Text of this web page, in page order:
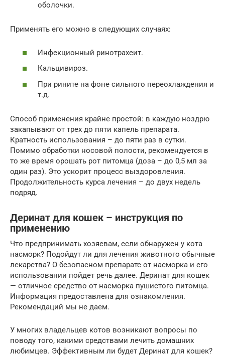
оболочки.
Применять его можно в следующих случаях:
Инфекционный ринотрахеит.
Кальцивироз.
При рините на фоне сильного переохлаждения и
т.д.
Способ применения крайне простой: в каждую ноздрю
закапывают от трех до пяти капель препарата.
Кратность использования – до пяти раз в сутки.
Помимо обработки носовой полости, рекомендуется в
то же время орошать рот питомца (доза – до 0,5 мл за
один раз). Это ускорит процесс выздоровления.
Продолжительность курса лечения – до двух недель
подряд.
Деринат для кошек – инструкция по
применению
Что предпринимать хозяевам, если обнаружен у кота
насморк? Подойдут ли для лечения животного обычные
лекарства? О безопасном препарате от насморка и его
использовании пойдет речь далее. Деринат для кошек
— отличное средство от насморка пушистого питомца.
Информация предоставлена для ознакомления.
Рекомендаций мы не даем.
У многих владельцев котов возникают вопросы по
поводу того, какими средствами лечить домашних
любимцев. Эффективным ли будет Деринат для кошек?